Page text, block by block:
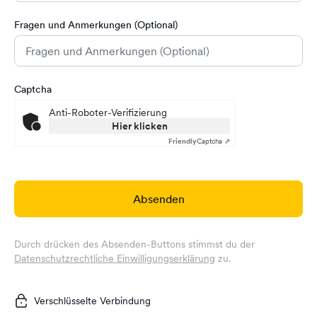
Fragen und Anmerkungen (Optional)
Captcha
Anti-Roboter-Verifizierung
Hier klicken
FriendlyCaptcha ⇗
Absenden
Durch drücken des Absenden-Buttons stimmst du der
Datenschutzrechtliche Einwilligungserklärung zu.
Verschlüsselte Verbindung